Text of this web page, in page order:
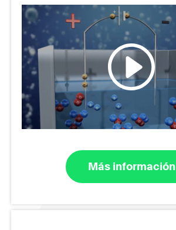
Más información